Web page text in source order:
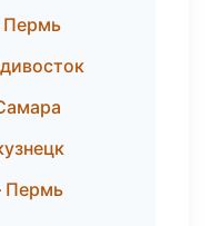
Пермь
Пермь